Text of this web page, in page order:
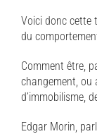
Voici donc cette
du
Comment être,
changement, ou
d’immobilisme,
Edgar Morin,